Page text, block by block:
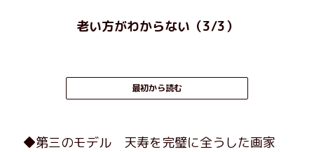
老い方がわからない（3/3）
最初から読む
◆第三のモデル 天寿を完璧に全うした画家